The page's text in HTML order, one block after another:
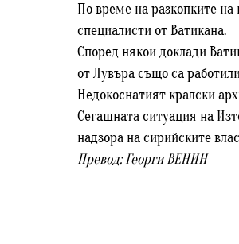
По време на разкопките на
специалисти от Ватикана.
Според някои доклади
от Лувъра също са
Недокоснатият кралски
Сегашната ситуация на
надзора на сирийските
Превод: Георги ВЕНИН